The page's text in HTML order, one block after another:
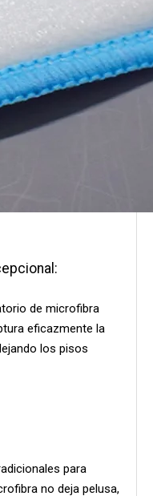
de microfibra
eficazmente la
los pisos
para
no deja pelusa,